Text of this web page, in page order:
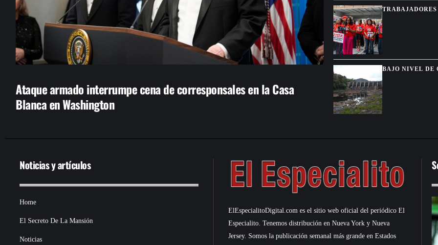
Ataque armado interrumpe cena de corresponsales en la Casa
Blanca en Washington
BAJO NIVEL DE
Noticias y artículos
Home
El Secreto De La Mansión
Noticias
ElEspecialitoDigital.com es el sitio web oficial del periódico El
Especialito. Tenemos distribución en Nueva York y Nueva
Jersey. Somos la publicación semanal más grande en Estados